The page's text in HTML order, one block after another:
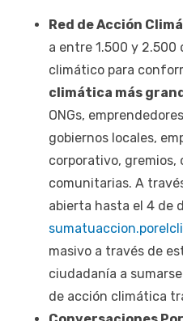
Red de Acción
a entre 1.500 y 2.500
climático para
climática más
ONGs,
gobiernos locales,
corporativo, gremios,
comunitarias. A
abierta hasta el 4 de
masivo a través de
ciudadanía a
de acción climática